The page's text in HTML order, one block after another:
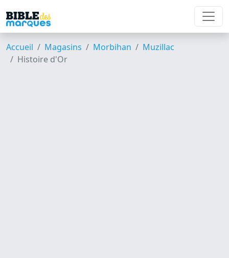
Accueil Magasins Morbihan
Muzillac
Histoire d'Or